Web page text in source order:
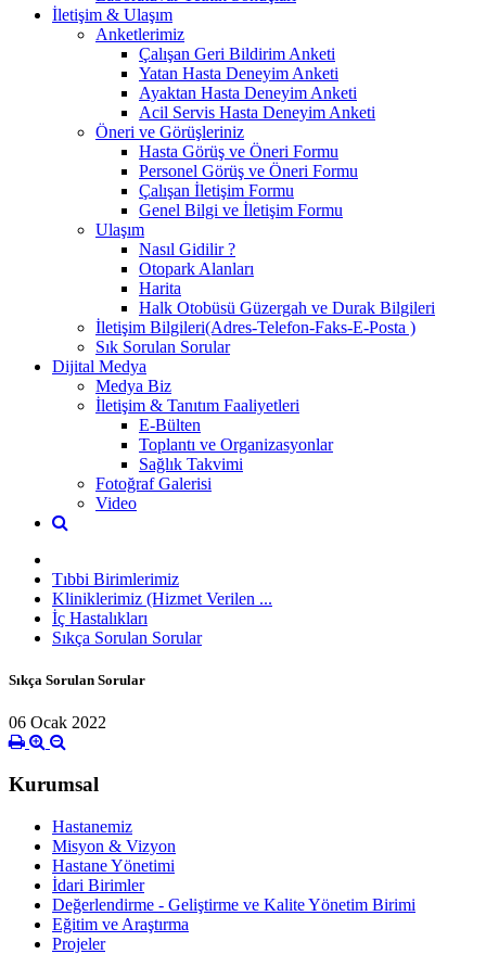
İletişim & Ulaşım
Anketlerimiz
Çalışan Geri Bildirim Anketi
Yatan Hasta Deneyim Anketi
Ayaktan Hasta Deneyim Anketi
Acil Servis Hasta Deneyim Anketi
Öneri ve Görüşleriniz
Hasta Görüş ve Öneri Formu
Personel Görüş ve Öneri Formu
Çalışan İletişim Formu
Genel Bilgi ve İletişim Formu
Ulaşım
Nasıl Gidilir ?
Otopark Alanları
Harita
Halk Otobüsü Güzergah ve Durak Bilgileri
İletişim Bilgileri(Adres-Telefon-Faks-E-Posta )
Sık Sorulan Sorular
Dijital Medya
Medya Biz
İletişim & Tanıtım Faaliyetleri
E-Bülten
Toplantı ve Organizasyonlar
Sağlık Takvimi
Fotoğraf Galerisi
Video
Tıbbi Birimlerimiz
Kliniklerimiz (Hizmet Verilen ...
İç Hastalıkları
Sıkça Sorulan Sorular
Sıkça Sorulan Sorular
06 Ocak 2022
Kurumsal
Hastanemiz
Misyon & Vizyon
Hastane Yönetimi
İdari Birimler
Değerlendirme - Geliştirme ve Kalite Yönetim Birimi
Eğitim ve Araştırma
Projeler